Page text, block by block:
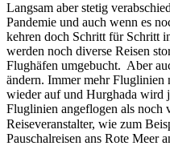
Langsam aber stetig
Pandemie und auch wenn es
kehren doch Schritt für Schritt
werden noch diverse Reisen
Flughäfen umgebucht. Aber
ändern. Immer mehr Fluglinien
wieder auf und Hurghada wird
Fluglinien angeflogen als noch
Reiseveranstalter, wie zum
Pauschalreisen ans Rote Meer